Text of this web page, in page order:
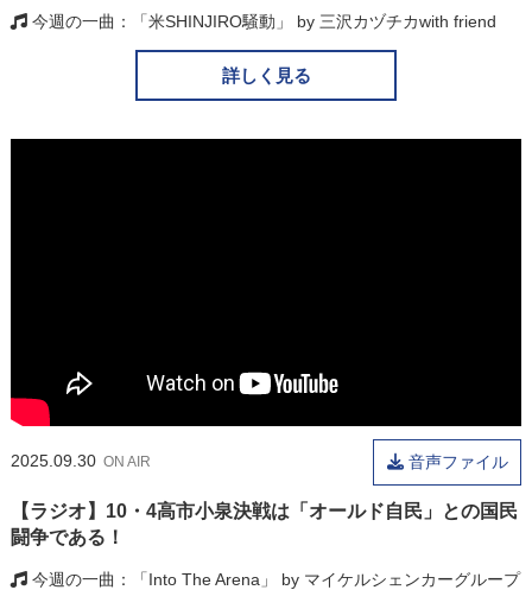
今週の一曲 「米SHINJIRO騒動」 by 三沢カヅチカwith friend
詳しく見る
2025.09.30 ON AIR 音声ファイル
【ラジオ】10・4高市小泉決戦は「オールド自民」との国民
闘争である！
今週の一曲 「Into The Arena」 by マイケルシェンカーグループ